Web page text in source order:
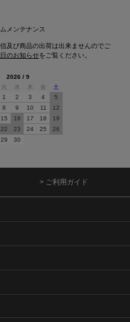
メンテナンス
及び商品の出荷は出来ませんのでご
のお知らせをご覧ください。
2026 / 9
火 水 木 金
土
1
2 3 4
5
8 9 10 11
12
15 16 17 18
19
22 23 24 25
26
29 30
> ご利用ガイド